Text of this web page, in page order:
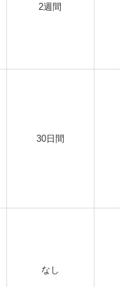
2週間
30日間
なし